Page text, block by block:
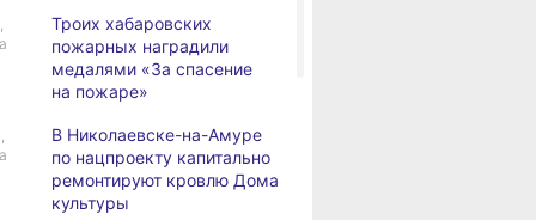
Троих хабаровских
пожарных наградили
медалями «За спасение
на пожаре»
В Николаевске-на-Амуре
по нацпроекту капитально
ремонтируют кровлю Дома
культуры